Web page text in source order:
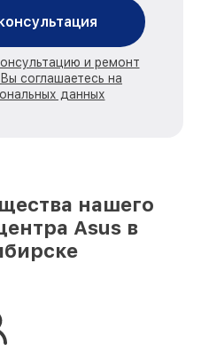
и ремонт
соглашаетесь на
данных
нашего
Asus в